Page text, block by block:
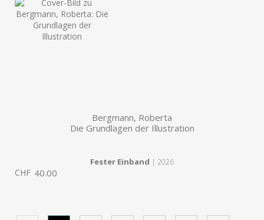
Bergmann, Roberta
Die Grundlagen der Illustration
Fester Einband | 2026
CHF 40.00